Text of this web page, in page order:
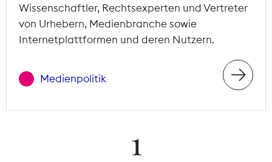
Wissenschaftler, Rechtsexperten und Vertreter
von Urhebern, Medienbranche sowie
Internetplattformen und deren Nutzern.
Medienpolitik
1